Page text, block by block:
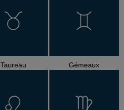
Taureau Gémeaux